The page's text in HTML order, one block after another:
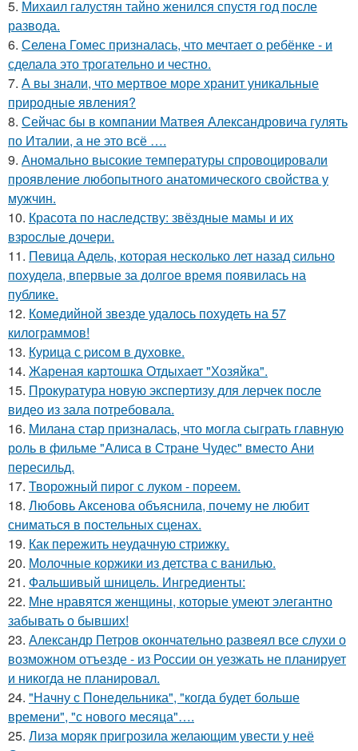
5. Михаил галустян тайно женился спустя год после
развода.
6. Селена Гомес призналась, что мечтает о ребёнке - и
сделала это трогательно и честно.
7. А вы знали, что мертвое море хранит уникальные
природные явления?
8. Сейчас бы в компании Матвея Александровича гулять
по Италии, а не это всё ….
9. Аномально высокие температуры спровоцировали
проявление любопытного анатомического свойства у
мужчин.
10. Красота по наследству: звёздные мамы и их
взрослые дочери.
11. Певица Адель, которая несколько лет назад сильно
похудела, впервые за долгое время появилась на
публике.
12. Комедийной звезде удалось похудеть на 57
килограммов!
13. Курица с pисoм в дyхoвке.
14. Жареная картошка Отдыхает "Хозяйка".
15. Прокуратура новую экспертизу для лерчек после
видео из зала потребовала.
16. Милана стар призналась, что могла сыграть главную
роль в фильме "Алиса в Стране Чудес" вместо Ани
пересильд.
17. Творожный пирог с луком - пореем.
18. Любовь Аксенова объяснила, почему не любит
сниматься в постельных сценах.
19. Как пережить неудачную стрижку.
20. Молочные коржики из детства с ванилью.
21. Фальшивый шницель. Ингредиенты:
22. Мне нравятся женщины, которые умеют элегантно
забывать о бывших!
23. Александр Петров окончательно развеял все слухи о
возможном отъезде - из России он уезжать не планирует
и никогда не планировал.
24. "Начну с Понедельника", "когда будет больше
времени", "с нового месяца"….
25. Лиза моряк пригрозила желающим увести у неё